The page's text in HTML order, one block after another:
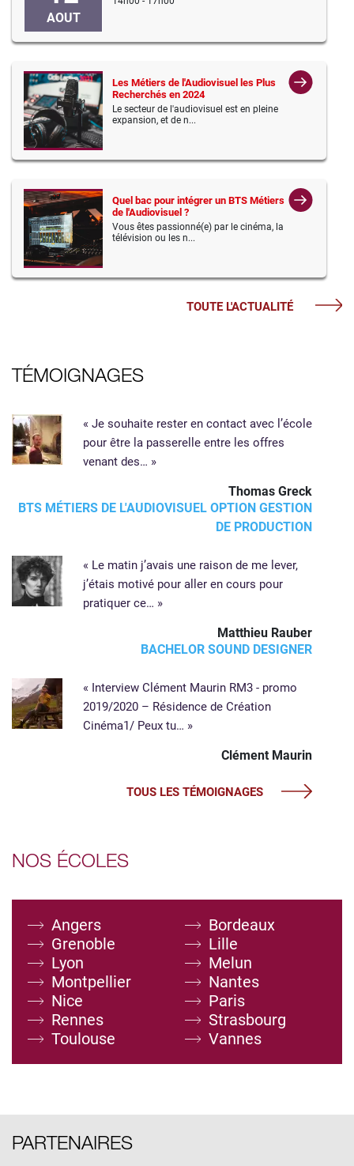
AOUT
Les Métiers de l'Audiovisuel les Plus
Recherchés en 2024
Le secteur de l'audiovisuel est en pleine
expansion, et de n...
Quel bac pour intégrer un BTS Métiers
de l'Audiovisuel ?
Vous êtes passionné(e) par le cinéma, la
télévision ou les n...
TOUTE L'ACTUALITÉ
TÉMOIGNAGES
« Je souhaite rester en contact avec l’école
pour être la passerelle entre les offres
venant des… »
Thomas Greck
BTS MÉTIERS DE L'AUDIOVISUEL OPTION GESTION
DE PRODUCTION
« Le matin j’avais une raison de me lever,
j’étais motivé pour aller en cours pour
pratiquer ce… »
Matthieu Rauber
BACHELOR SOUND DESIGNER
« Interview Clément Maurin RM3 - promo
2019/2020 – Résidence de Création
Cinéma​ 1/ Peux tu… »
Clément Maurin
TOUS LES TÉMOIGNAGES
NOS ÉCOLES
Angers
Bordeaux
Grenoble
Lille
Lyon
Melun
Montpellier
Nantes
Nice
Paris
Rennes
Strasbourg
Toulouse
Vannes
PARTENAIRES